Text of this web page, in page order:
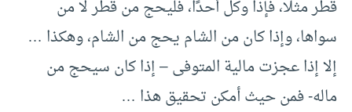
قطر مثلا، فإذا وكل أحدًا، فليحج من قطر لا من
سواها، وإذا كان من الشام يحج من الشام، وهكذا …
إلا إذا عجزت مالية المتوفى – إذا كان سيحج من
ماله- فمن حيث أمكن تحقيق هذا …